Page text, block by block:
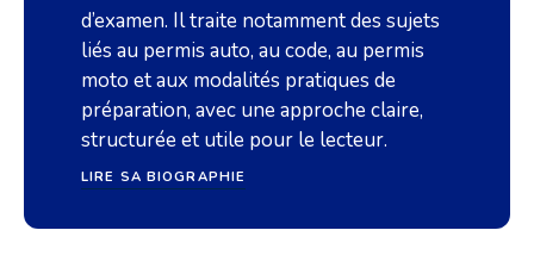
d’examen. Il traite notamment des sujets
liés au permis auto, au code, au permis
moto et aux modalités pratiques de
préparation, avec une approche claire,
structurée et utile pour le lecteur.
LIRE SA BIOGRAPHIE